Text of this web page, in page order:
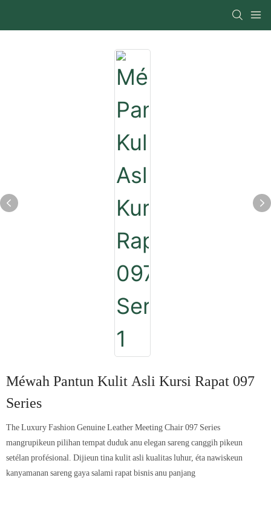
Méwah Pantun Kulit Asli Kursi Rapat 097
Series
The Luxury Fashion Genuine Leather Meeting Chair 097 Series
mangrupikeun pilihan tempat duduk anu elegan sareng canggih pikeun
setélan profésional. Dijieun tina kulit asli kualitas luhur, éta nawiskeun
kanyamanan sareng gaya salami rapat bisnis anu panjang